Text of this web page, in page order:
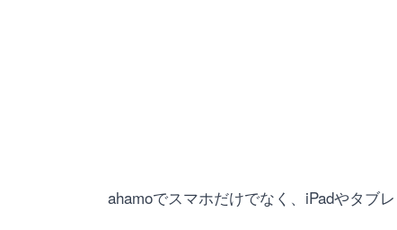
ahamoでスマホだけでなく、iPadやタブ